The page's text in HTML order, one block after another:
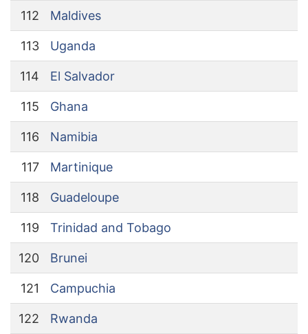
112 Maldives
113 Uganda
114 El Salvador
115 Ghana
116 Namibia
117 Martinique
118 Guadeloupe
119 Trinidad and Tobago
120 Brunei
121 Campuchia
122 Rwanda